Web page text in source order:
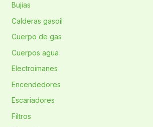
Bujias
Calderas gasoil
Cuerpo de gas
Cuerpos agua
Electroimanes
Encendedores
Escariadores
Filtros